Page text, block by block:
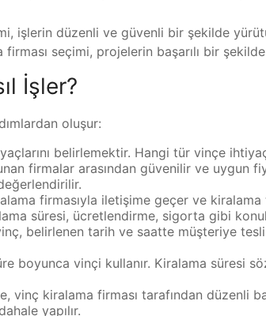
işlerin düzenli ve güvenli bir şekilde
seçimi, projelerin başarılı bir şekilde
İşler?
oluşur:
belirlemektir. Hangi tür vinçe
firmalar arasından güvenilir ve uygun
firmasıyla iletişime geçer ve
süresi, ücretlendirme, sigorta gibi
belirlenen tarih ve saatte müşteriye
boyunca vinçi kullanır. Kiralama süresi
vinç kiralama firması tarafından düzenli
yapılır.